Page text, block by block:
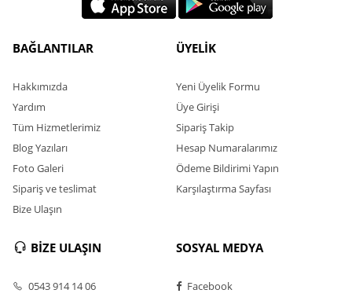
BAĞLANTILAR
Hakkımızda
Yardım
Tüm Hizmetlerimiz
Blog Yazıları
Foto Galeri
Sipariş ve teslimat
Bize Ulaşın
ÜYELİK
Yeni Üyelik Formu
Üye Girişi
Sipariş Takip
Hesap Numaralarımız
Ödeme Bildirimi Yapın
Karşılaştırma Sayfası
BİZE ULAŞIN
0543 914 14 06
SOSYAL MEDYA
Facebook